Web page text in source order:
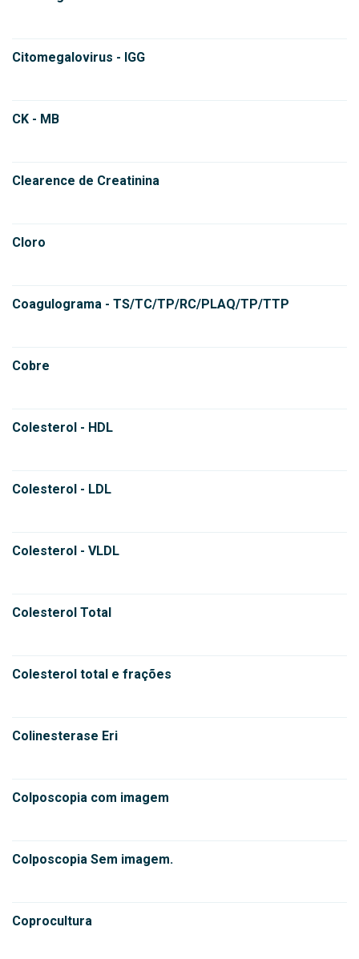
Citomegalovirus - IGG
CK - MB
Clearence de Creatinina
Cloro
Coagulograma - TS/TC/TP/RC/PLAQ/TP/TTP
Cobre
Colesterol - HDL
Colesterol - LDL
Colesterol - VLDL
Colesterol Total
Colesterol total e frações
Colinesterase Eri
Colposcopia com imagem
Colposcopia Sem imagem.
Coprocultura